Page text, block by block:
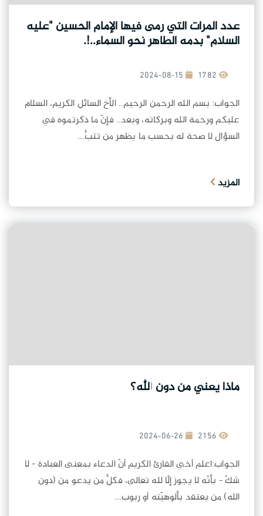
عدد المرات التي رمى فيها الإمام الحسين "عليه
السلام" بدمه الطاهر نحو السماء..!.
2024-08-15
الجواب: بسم الله الرحمن الرحيم.. الأخ السائل الكريم، السلام
عليكم ورحمة الله وبركاته، وبعد.. فإنّ ما ذكرتموه في
السؤال لا صحة له بحسب ما يظهر من تتبُّ...
المزيد
ماذا يعني من دون الله؟
2024-06-26
الجواب:اعلم أخي القارئ الكريم أنّ الدعاء بمعنى العبادة - لا
شكّ - بأنّه لا يجوز إلّا لله تعالى، فكلُّ من يدعو من (دون
الله) من يعتقد بألوهيّته أو ربوب...